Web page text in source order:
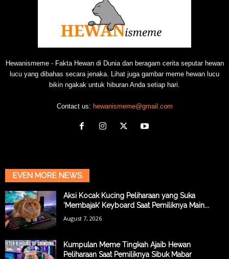
Hewanismeme - Fakta Hewan di Dunia dan beragam cerita seputar hewan
lucu yang dibahas secara jenaka. Lihat juga gambar meme hewan lucu
bikin ngakak untuk hiburan Anda setiap hari.
Contact us: hewanismeme@gmail.com
EVEN MORE NEWS
Aksi Kocak Kucing Peliharaan yang Suka
‘Membajak’ Keyboard Saat Pemiliknya Main...
August 7, 2026
Kumpulan Meme Tingkah Ajaib Hewan
Peliharaan Saat Pemiliknya Sibuk Mabar